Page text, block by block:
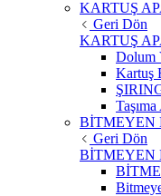
KARTUŞ
Geri Dön
KARTUŞ
Dolum
Kartuş
BİTMEYEN
Geri Dön
BİTMEYEN